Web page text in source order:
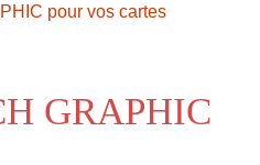
pour vos cartes
GRAPHIC